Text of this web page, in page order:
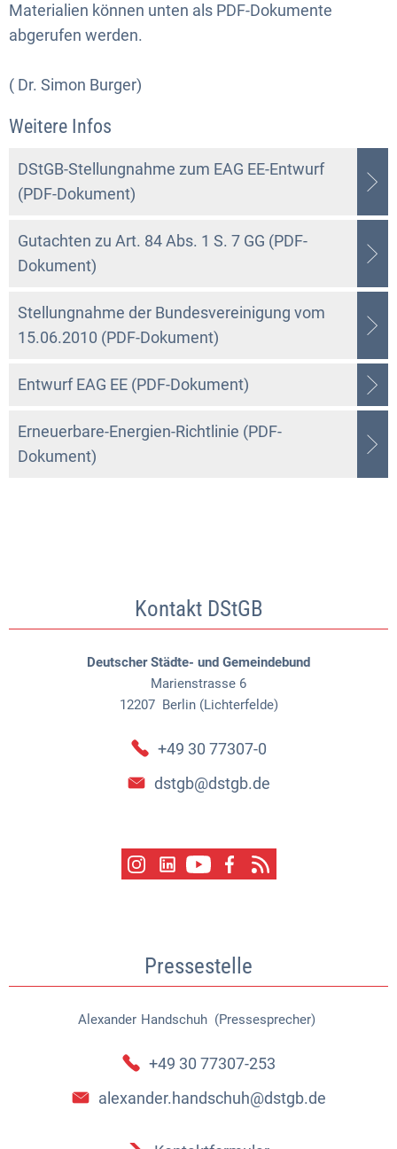
Materialien können unten als PDF-Dokumente
abgerufen werden.
( Dr. Simon Burger)
Weitere Infos
DStGB-Stellungnahme zum EAG EE-Entwurf
(PDF-Dokument)
Gutachten zu Art. 84 Abs. 1 S. 7 GG (PDF-
Dokument)
Stellungnahme der Bundesvereinigung vom
15.06.2010 (PDF-Dokument)
Entwurf EAG EE (PDF-Dokument)
Erneuerbare-Energien-Richtlinie (PDF-
Dokument)
Kontakt DStGB
Deutscher Städte- und Gemeindebund
Marienstrasse 6
12207 Berlin (Lichterfelde)
+49 30 77307-0
dstgb@dstgb.de
Pressestelle
Alexander Handschuh (Pressesprecher)
Alexander Handschuh
+49 30 77307-253
alexander.handschuh@dstgb.de